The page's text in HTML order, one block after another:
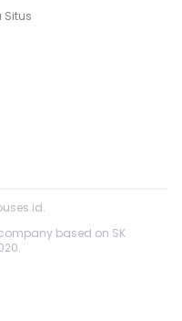
Situs
.
based on SK